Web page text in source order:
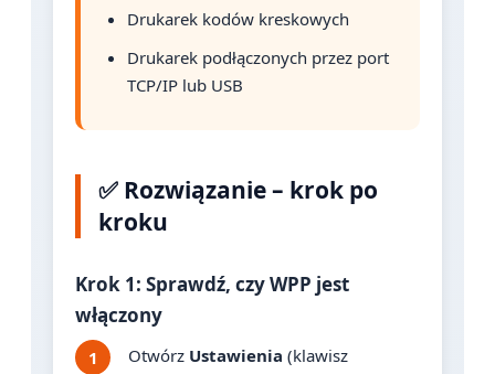
Drukarek kodów kreskowych
Drukarek podłączonych przez port
TCP/IP lub USB
✅ Rozwiązanie – krok po
kroku
Krok 1: Sprawdź, czy WPP jest
włączony
Otwórz Ustawienia (klawisz